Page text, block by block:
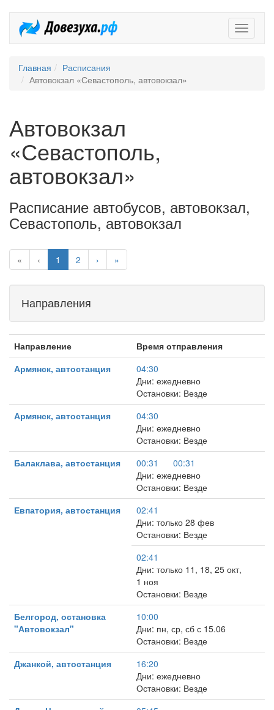
Главная
Расписания
Автовокзал «Севастополь, автовокзал»
Автовокзал
«Севастополь,
автовокзал»
Расписание автобусов, автовокзал,
Севастополь, автовокзал
« ‹ 1 2 › »
Направления
Направление
Время отправления
Армянск, автостанция
04:30
Дни: ежедневно
Остановки: Везде
Армянск, автостанция
04:30
Дни: ежедневно
Остановки: Везде
Балаклава, автостанция
00:31
00:31
Дни: ежедневно
Остановки: Везде
Евпатория, автостанция
02:41
Дни: только 28 фев
Остановки: Везде
02:41
Дни: только 11, 18, 25 окт,
1 ноя
Остановки: Везде
Белгород, остановка
"Автовокзал"
10:00
Дни: пн, ср, сб с 15.06
Остановки: Везде
Джанкой, автостанция
16:20
Дни: ежедневно
Остановки: Везде